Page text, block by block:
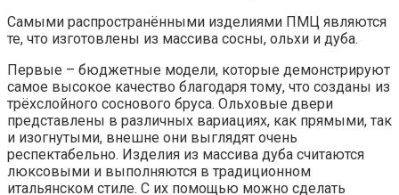
Самыми распространёнными изделиями ПМЦ являются
те, что изготовлены из массива сосны, ольхи и дуба.
Первые – бюджетные модели, которые демонстрируют
самое высокое качество благодаря тому, что созданы из
трёхслойного соснового бруса. Ольховые двери
представлены в различных вариациях, как прямыми, так
и изогнутыми, внешне они выглядят очень
респектабельно. Изделия из массива дуба считаются
люксовыми и выполняются в традиционном
итальянском стиле. С их помощью можно сделать